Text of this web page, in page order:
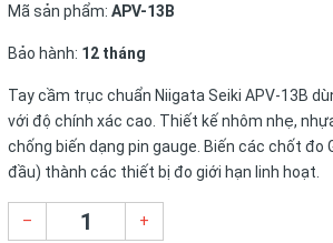
Mã sản phẩm: APV-13B
Bảo hành: 12 tháng
Tay cầm trục chuẩn Niigata Seiki APV-13B
với độ chính xác cao. Thiết kế nhôm nhẹ,
chống biến dạng pin gauge. Biến các chốt đo
đầu) thành các thiết bị đo giới hạn linh hoạt.
– +